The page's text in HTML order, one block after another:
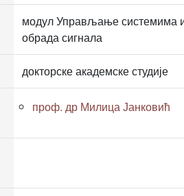
модул Управљање системима
обрада сигнала
докторске академске студије
проф. др Милица Јанковић